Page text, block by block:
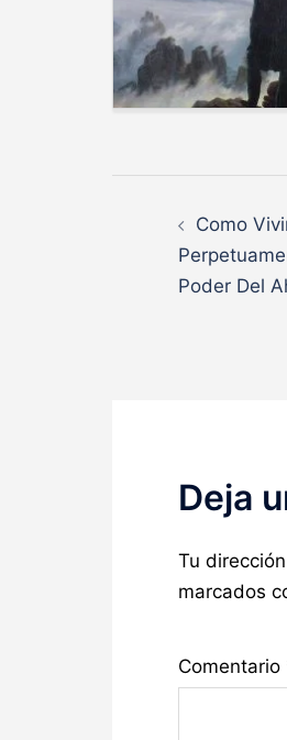
Como
Poder Del
Deja
Tu
marcados
Comentario